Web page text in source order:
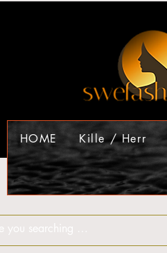
HOME Kille / Herr